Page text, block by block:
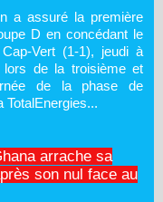
a assuré la première
D en concédant le
Vert (1-1), jeudi à
lors de la troisième et
de la phase de
TotalEnergies...
arrache sa
son nul face au